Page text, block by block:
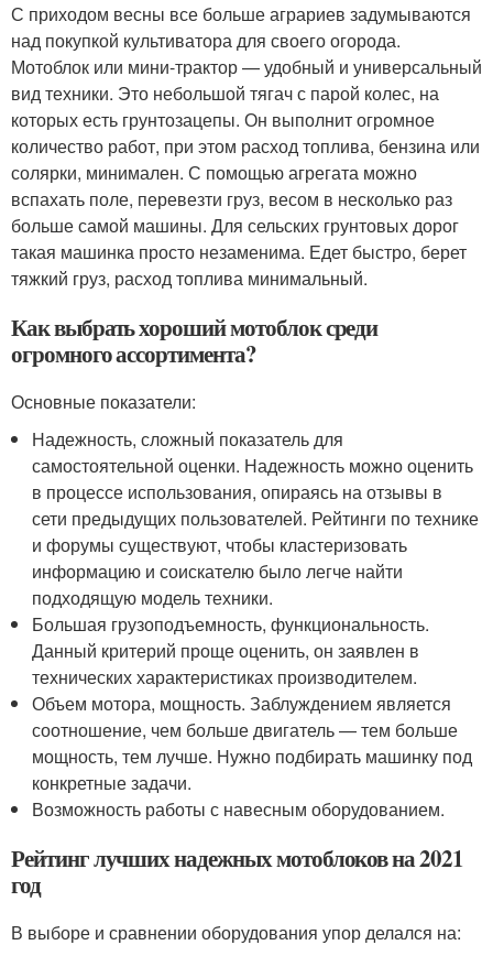
С приходом весны все больше аграриев задумываются
над покупкой культиватора для своего огорода.
Мотоблок или мини-трактор — удобный и универсальный
вид техники. Это небольшой тягач с парой колес, на
которых есть грунтозацепы. Он выполнит огромное
количество работ, при этом расход топлива, бензина или
солярки, минимален. С помощью агрегата можно
вспахать поле, перевезти груз, весом в несколько раз
больше самой машины. Для сельских грунтовых дорог
такая машинка просто незаменима. Едет быстро, берет
тяжкий груз, расход топлива минимальный.
Как выбрать хороший мотоблок среди
огромного ассортимента?
Основные показатели:
Надежность, сложный показатель для
самостоятельной оценки. Надежность можно оценить
в процессе использования, опираясь на отзывы в
сети предыдущих пользователей. Рейтинги по технике
и форумы существуют, чтобы кластеризовать
информацию и соискателю было легче найти
подходящую модель техники.
Большая грузоподъемность, функциональность.
Данный критерий проще оценить, он заявлен в
технических характеристиках производителем.
Объем мотора, мощность. Заблуждением является
соотношение, чем больше двигатель — тем больше
мощность, тем лучше. Нужно подбирать машинку под
конкретные задачи.
Возможность работы с навесным оборудованием.
Рейтинг лучших надежных мотоблоков на 2021
год
В выборе и сравнении оборудования упор делался на: